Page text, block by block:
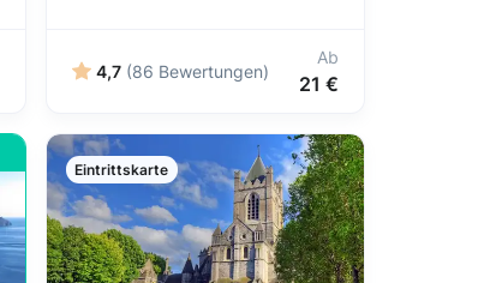
4,7 (86 Bewertungen)
Ab
21 €
Eintrittskarte